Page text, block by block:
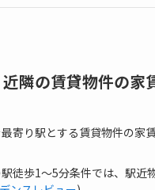
隣の賃貸物件の家
最寄り駅とする賃貸物件の家
徒歩1〜5分条件では、駅近